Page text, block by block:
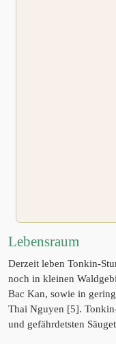
Lebensraum
Derzeit leben Tonkin-
noch in kleinen
Bac Kan, sowie in
Thai Nguyen [5].
und gefährdetsten